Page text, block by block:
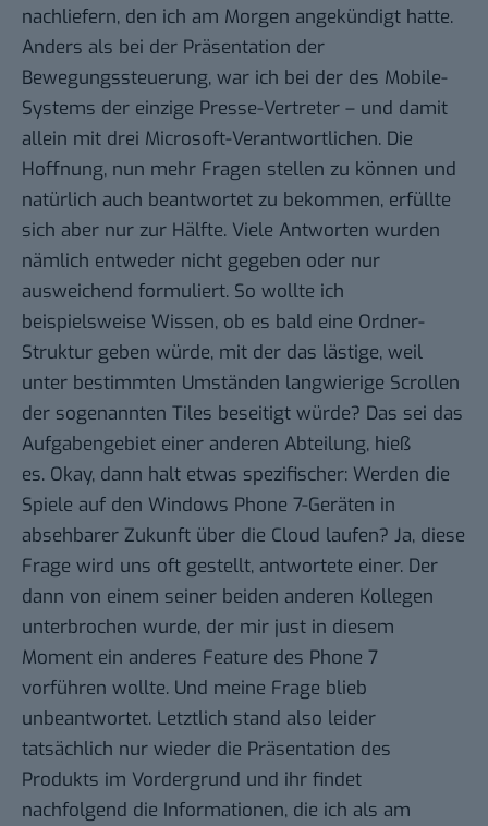
nachliefern, den ich am Morgen angekündigt hatte.
Anders als bei der Präsentation der
Bewegungssteuerung, war ich bei der des Mobile-
Systems der einzige Presse-Vertreter – und damit
allein mit drei Microsoft-Verantwortlichen. Die
Hoffnung, nun mehr Fragen stellen zu können und
natürlich auch beantwortet zu bekommen, erfüllte
sich aber nur zur Hälfte. Viele Antworten wurden
nämlich entweder nicht gegeben oder nur
ausweichend formuliert. So wollte ich
beispielsweise Wissen, ob es bald eine Ordner-
Struktur geben würde, mit der das lästige, weil
unter bestimmten Umständen langwierige Scrollen
der sogenannten Tiles beseitigt würde? Das sei das
Aufgabengebiet einer anderen Abteilung, hieß
es. Okay, dann halt etwas spezifischer: Werden die
Spiele auf den Windows Phone 7-Geräten in
absehbarer Zukunft über die Cloud laufen? Ja, diese
Frage wird uns oft gestellt, antwortete einer. Der
dann von einem seiner beiden anderen Kollegen
unterbrochen wurde, der mir just in diesem
Moment ein anderes Feature des Phone 7
vorführen wollte. Und meine Frage blieb
unbeantwortet. Letztlich stand also leider
tatsächlich nur wieder die Präsentation des
Produkts im Vordergrund und ihr findet
nachfolgend die Informationen, die ich als am